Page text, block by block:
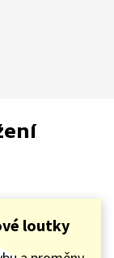
loutky